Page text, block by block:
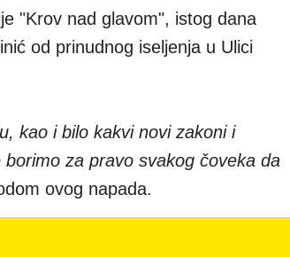
"Krov nad glavom", istog dana
od prinudnog iseljenja u Ulici
kao i bilo kakvi novi zakoni i
za pravo svakog čoveka da
ovog napada.